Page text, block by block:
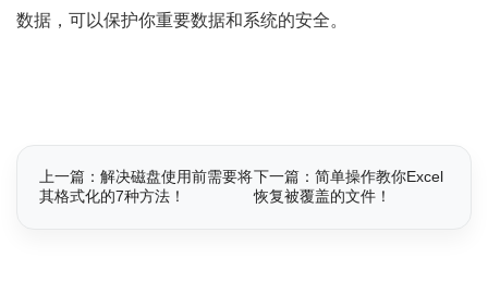
数据，可以保护你重要数据和系统的安全。
上一篇：解决磁盘使用前需要将
其格式化的7种方法！
下一篇：简单操作教你Excel
恢复被覆盖的文件！